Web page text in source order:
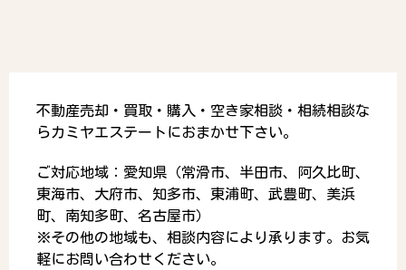
不動産売却・買取・購入・空き家相談・相続相談な
らカミヤエステートにおまかせ下さい。
ご対応地域：愛知県（常滑市、半田市、阿久比町、
東海市、大府市、知多市、東浦町、武豊町、美浜
町、南知多町、名古屋市）
※その他の地域も、相談内容により承ります。お気
軽にお問い合わせください。